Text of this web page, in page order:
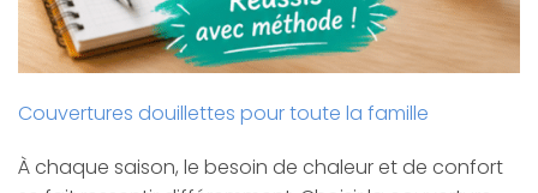
Couvertures douillettes pour toute la famille
À chaque saison, le besoin de chaleur et de confort